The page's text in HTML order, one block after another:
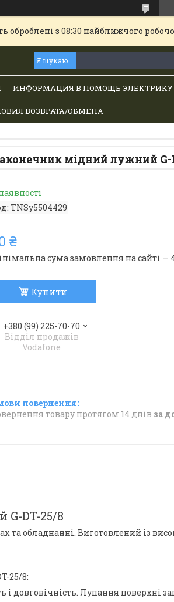
з 08:30 найближчого
ИНФОРМАЦИЯ В ПОМОЩЬ ЭЛЕКТРИКУ
ВОЗВРАТА/ОБМЕНА
мідний лужний G-
TNSy5504429
₴
сума замовлення на сайті —
Купити
+380 (99) 225-70-70
Відділ продажів
Vodafone
товару протягом 14 днів за
DT-25/8
обладнанні. Виготовлений із
25/8:
довговічність. Лупання поверхні